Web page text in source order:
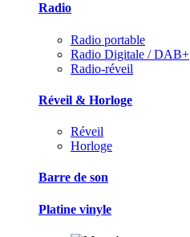
Radio
Radio portable
Radio Digitale / DAB+
Radio-réveil
Réveil & Horloge
Réveil
Horloge
Barre de son
Platine vinyle